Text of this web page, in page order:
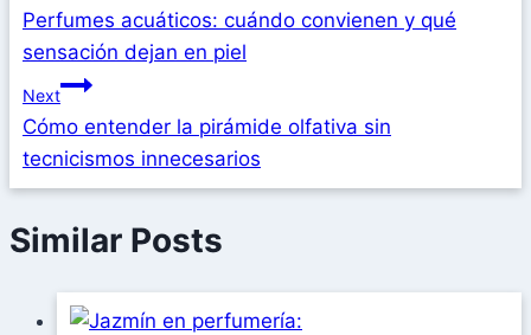
Perfumes acuáticos: cuándo convienen y qué
sensación dejan en piel
Next
Cómo entender la pirámide olfativa sin
tecnicismos innecesarios
Similar Posts